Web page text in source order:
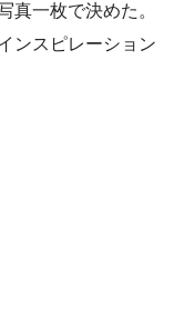
真一枚で決めた。
ンスピレーション